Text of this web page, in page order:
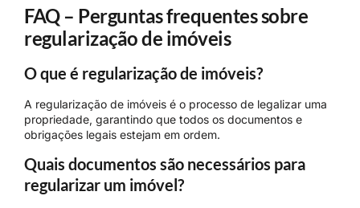
FAQ – Perguntas frequentes sobre
regularização de imóveis
O que é regularização de imóveis?
A regularização de imóveis é o processo de legalizar uma
propriedade, garantindo que todos os documentos e
obrigações legais estejam em ordem.
Quais documentos são necessários para
regularizar um imóvel?